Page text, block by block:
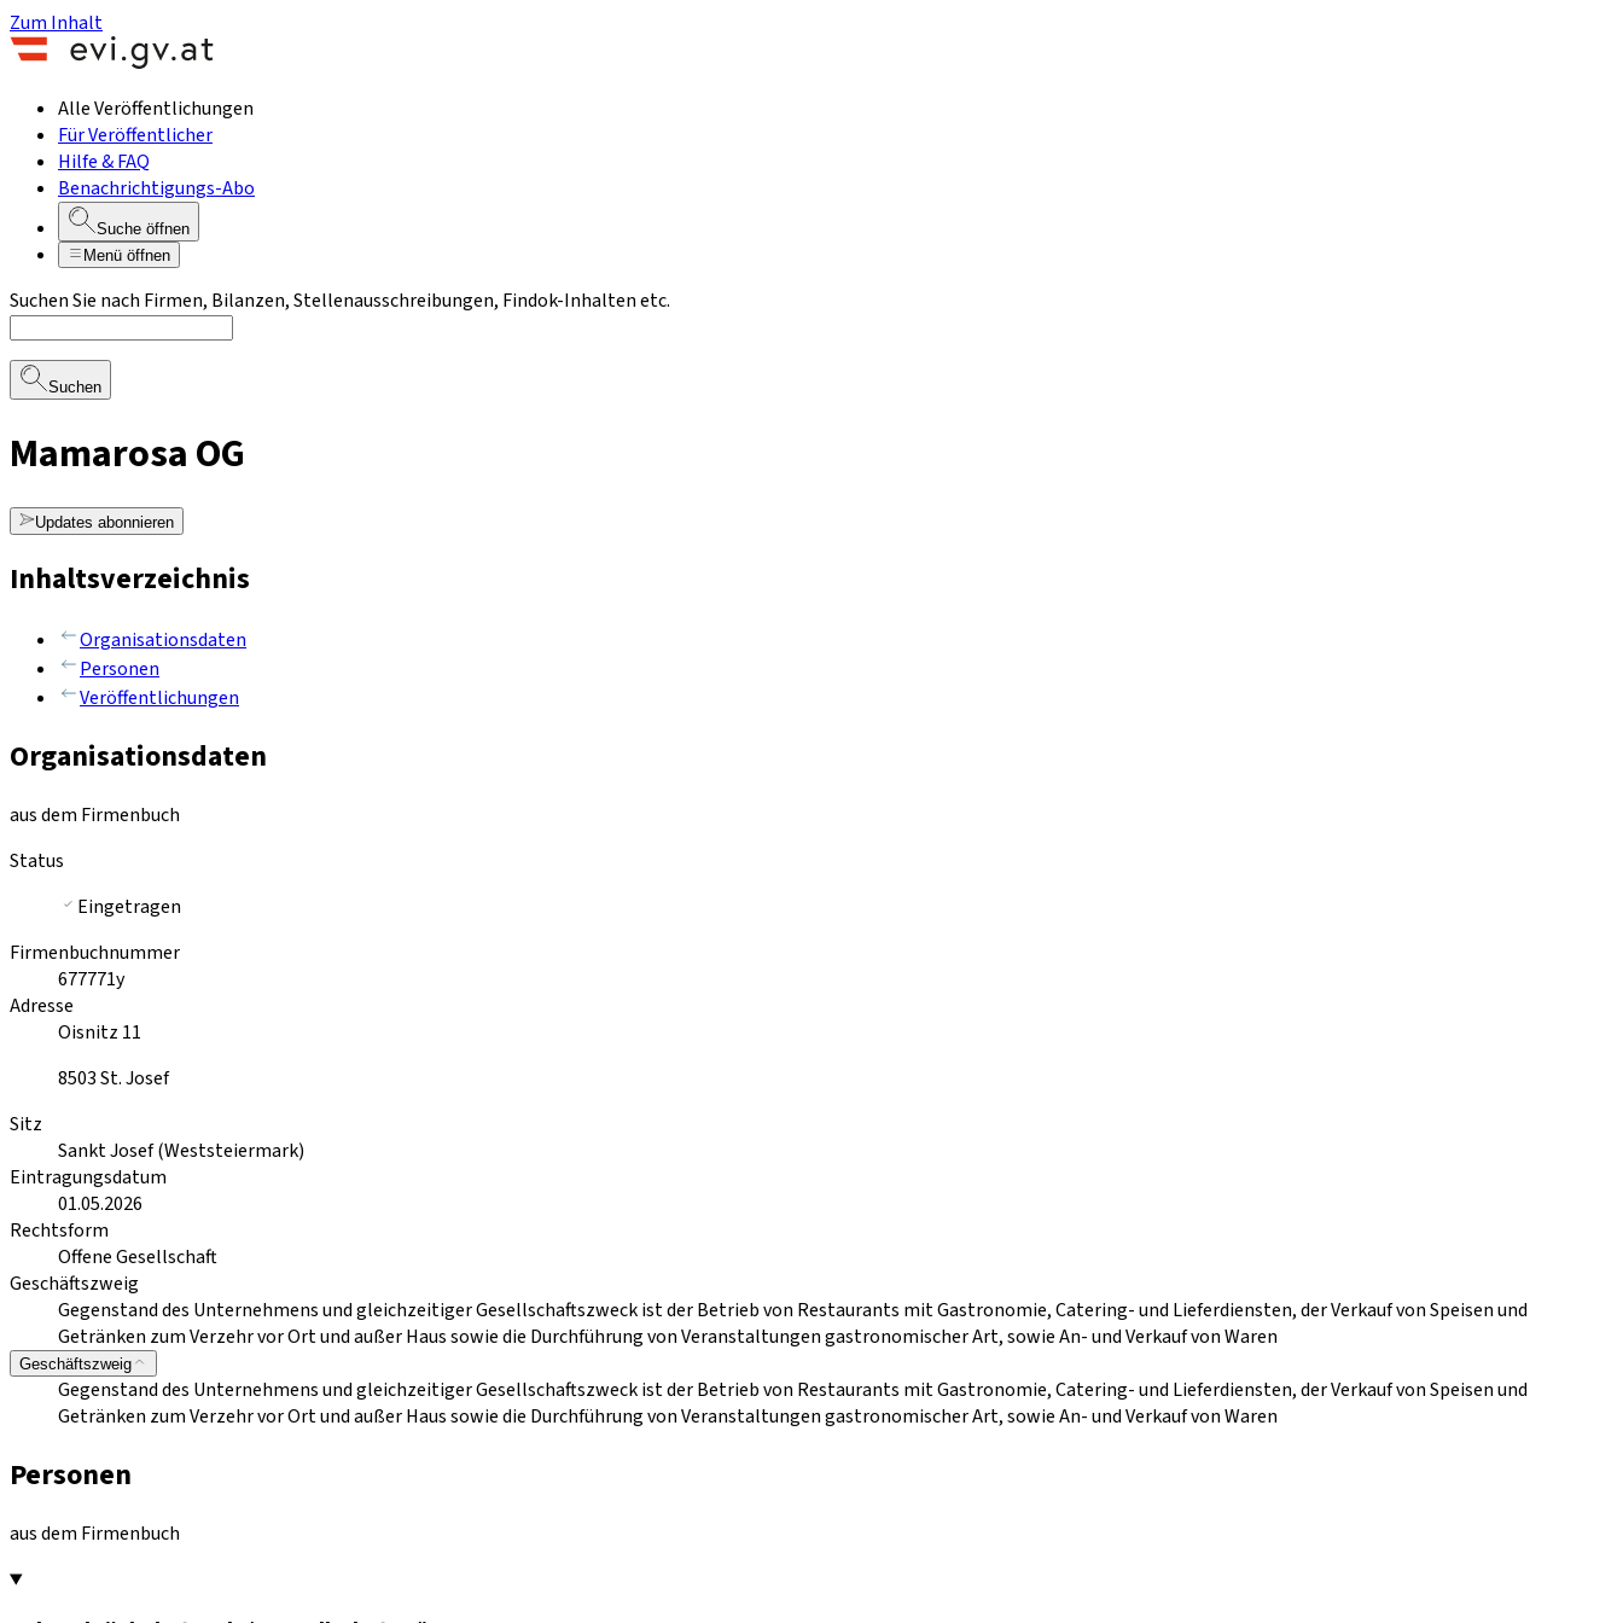
Zum Inhalt
Alle Veröffentlichungen
Für Veröffentlicher
Hilfe & FAQ
Benachrichtigungs-Abo
Suche öffnen
Menü öffnen
Suchen Sie nach Firmen, Bilanzen, Stellenausschreibungen, Findok-Inhalten etc.
Suchen
Mamarosa OG
Updates abonnieren
Inhaltsverzeichnis
Organisationsdaten
Personen
Veröffentlichungen
Organisationsdaten
aus dem Firmenbuch
Status
Eingetragen
Firmenbuchnummer
677771y
Adresse
Oisnitz 11
8503St. Josef
Sitz
Sankt Josef (Weststeiermark)
Eintragungsdatum
01.05.2026
Rechtsform
Offene Gesellschaft
Geschäftszweig
Gegenstand des Unternehmens und gleichzeitiger Gesellschaftszweck ist der Betrieb von Restaurants mit Gastronomie, Catering- und Lieferdiensten, der Verkauf von Speisen und
Getränken zum Verzehr vor Ort und außer Haus sowie die Durchführung von Veranstaltungen gastronomischer Art, sowie An- und Verkauf von Waren
Geschäftszweig
Gegenstand des Unternehmens und gleichzeitiger Gesellschaftszweck ist der Betrieb von Restaurants mit Gastronomie, Catering- und Lieferdiensten, der Verkauf von Speisen und
Getränken zum Verzehr vor Ort und außer Haus sowie die Durchführung von Veranstaltungen gastronomischer Art, sowie An- und Verkauf von Waren
Personen
aus dem Firmenbuch